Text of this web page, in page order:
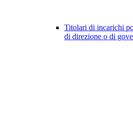
Titolari di incarichi
di direzione o di